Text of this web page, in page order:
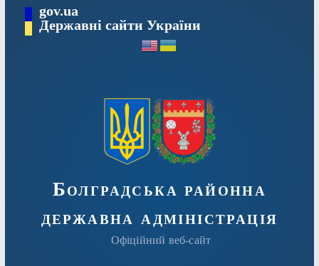
Перейтиgov.ua
Державні сайти України
Болградська районна
державна адміністрація
Офіційний веб-сайт